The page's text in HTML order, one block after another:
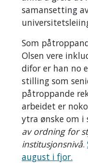
samansetting
Som
Olsen vere
difor er han no
stilling som
påtroppande
arbeidet er
ytra ønske om i
av ordning for
institusjonsnivå.
august i fjor.